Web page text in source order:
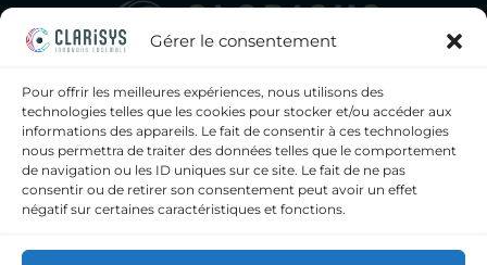
Gérer le consentement
Pour offrir les meilleures expériences, nous utilisons des
technologies telles que les cookies pour stocker et/ou accéder aux
informations des appareils. Le fait de consentir à ces technologies
nous permettra de traiter des données telles que le comportement
de navigation ou les ID uniques sur ce site. Le fait de ne pas
consentir ou de retirer son consentement peut avoir un effet
négatif sur certaines caractéristiques et fonctions.
Clarisys, seul éditeur de logiciels français a proposer à la fois
un SIL, un middleware généraliste intégré et un
middleware dédié bactériologie, pour les laboratoires
d’analyses médicales, privés et hospitaliers.
contact@clarisys.fr